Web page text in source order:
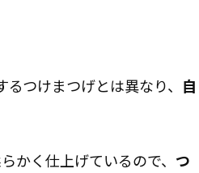
つけまつげとは異なり、 自
かく仕上げているので、 つ